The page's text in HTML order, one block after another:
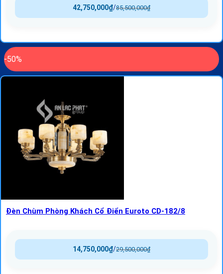
85,500,000₫
/
42,750,000₫
-50%
Đèn Chùm Phòng Khách Cổ Điển Euroto CD-182/8
29,500,000₫
/
14,750,000₫